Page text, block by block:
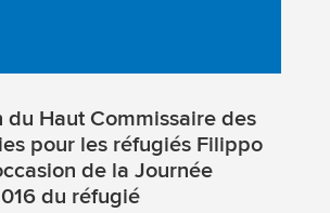
du Haut Commissaire des
pour les réfugiés Filippo
de la Journée
du réfugié